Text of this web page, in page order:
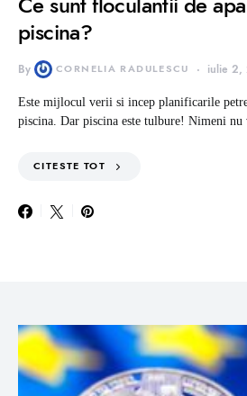
piscina?
By CORNELIA RADULESCU iulie 2,
Este mijlocul verii si incep planificarile
piscina. Dar piscina este tulbure! Nimeni nu
CITESTE TOT